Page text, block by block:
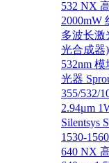
532 NX
2000mW
多波长激
光合成器)
532nm
光器
355/532/
2.94μm
Silentsys
1530-
640 NX